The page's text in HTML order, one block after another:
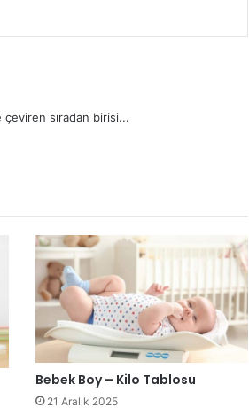
sıradan birisi...
Bebek Boy – Kilo Tablosu
21 Aralık 2025